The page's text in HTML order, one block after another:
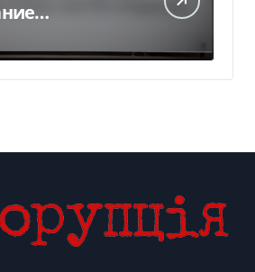
— Delo.ua